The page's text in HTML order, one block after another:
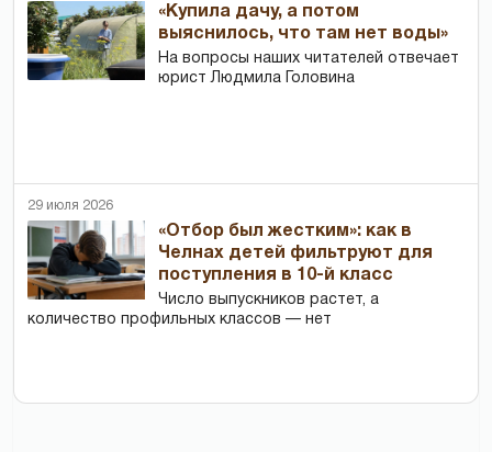
«Купила дачу, а потом
выяснилось, что там нет воды»
На вопросы наших читателей отвечает
юрист Людмила Головина
29 июля 2026
«Отбор был жестким»: как в
Челнах детей фильтруют для
поступления в 10-й класс
Число выпускников растет, а
количество профильных классов — нет